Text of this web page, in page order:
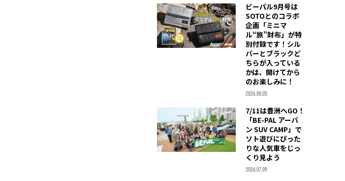
ビーパル9月号は
SOTOとのコラボ
企画「ミニマ
ル“旅”財布」が特
別付録です！シル
バーとブラックど
ちらが入っている
かは、開けてから
のお楽しみに！
2026.08.05
7/11は豊洲へGO！
「BE-PAL アーバ
ン SUV CAMP」で
ソト遊びにぴった
りな人気車をじっ
くり見よう
2026.07.09